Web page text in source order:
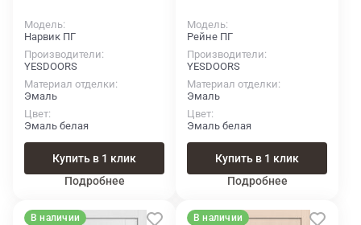
Модель
Нарвик ПГ
Производители
YESDOORS
Материал отделки
Эмаль
Цвет
Эмаль белая
Купить в 1 клик
Подробнее
Модель
Рейне ПГ
Производители
YESDOORS
Материал отделки
Эмаль
Цвет
Эмаль белая
Купить в 1 клик
Подробнее
В наличии В наличии